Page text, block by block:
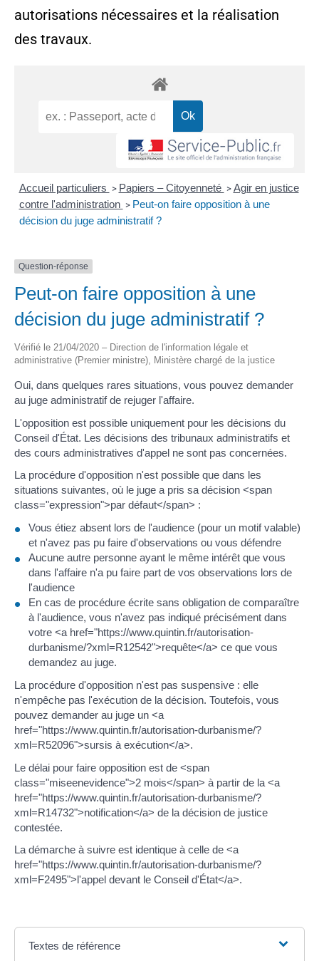
autorisations nécessaires et la réalisation
des travaux.
Accueil particuliers > Papiers – Citoyenneté > Agir en justice
contre l'administration > Peut-on faire opposition à une
décision du juge administratif ?
Question-réponse
Peut-on faire opposition à une
décision du juge administratif ?
Vérifié le 21/04/2020 – Direction de l'information légale et
administrative (Premier ministre), Ministère chargé de la justice
Oui, dans quelques rares situations, vous pouvez demander
au juge administratif de rejuger l'affaire.
L'opposition est possible uniquement pour les décisions du
Conseil d'État. Les décisions des tribunaux administratifs et
des cours administratives d'appel ne sont pas concernées.
La procédure d'opposition n'est possible que dans les
situations suivantes, où le juge a pris sa décision <span
class="expression">par défaut</span> :
Vous étiez absent lors de l'audience (pour un motif valable)
et n'avez pas pu faire d'observations ou vous défendre
Aucune autre personne ayant le même intérêt que vous
dans l'affaire n'a pu faire part de vos observations lors de
l'audience
En cas de procédure écrite sans obligation de comparaître
à l'audience, vous n'avez pas indiqué précisément dans
votre <a href="https://www.quintin.fr/autorisation-
durbanisme/?xml=R12542">requête</a> ce que vous
demandez au juge.
La procédure d'opposition n'est pas suspensive : elle
n'empêche pas l'exécution de la décision. Toutefois, vous
pouvez demander au juge un <a
href="https://www.quintin.fr/autorisation-durbanisme/?
xml=R52096">sursis à exécution</a>.
Le délai pour faire opposition est de <span
class="miseenevidence">2 mois</span> à partir de la <a
href="https://www.quintin.fr/autorisation-durbanisme/?
xml=R14732">notification</a> de la décision de justice
contestée.
La démarche à suivre est identique à celle de <a
href="https://www.quintin.fr/autorisation-durbanisme/?
xml=F2495">l'appel devant le Conseil d'État</a>.
Textes de référence